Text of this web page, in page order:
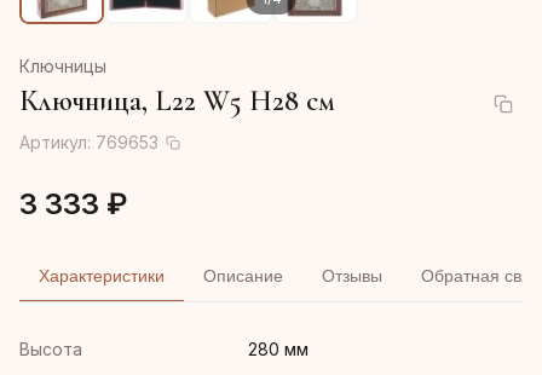
Ключницы
Ключница, L22 W5 H28 см
Артикул: 769653
3 333 ₽
Характеристики Описание Отзывы Обратная
Высота 280 мм